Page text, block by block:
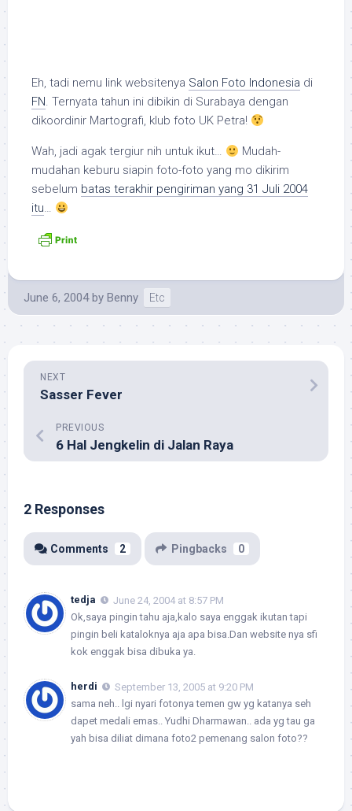
Eh, tadi nemu link websitenya Salon Foto Indonesia di
FN. Ternyata tahun ini dibikin di Surabaya dengan
dikoordinir Martografi, klub foto UK Petra!
Wah, jadi agak tergiur nih untuk ikut…
Mudah-
mudahan keburu siapin foto-foto yang mo dikirim
sebelum batas terakhir pengiriman yang 31 Juli 2004
itu…
June 6, 2004 by Benny Etc
NEXT
Sasser Fever
PREVIOUS
6 Hal Jengkelin di Jalan Raya
2 Responses
Comments 2 Pingbacks 0
tedja
June 24, 2004 at 8:57 PM
Ok,saya pingin tahu aja,kalo saya enggak ikutan tapi
pingin beli kataloknya aja apa bisa.Dan website nya sfi
kok enggak bisa dibuka ya.
herdi
September 13, 2005 at 9:20 PM
sama neh.. lgi nyari fotonya temen gw yg katanya seh
dapet medali emas.. Yudhi Dharmawan.. ada yg tau ga
yah bisa diliat dimana foto2 pemenang salon foto??